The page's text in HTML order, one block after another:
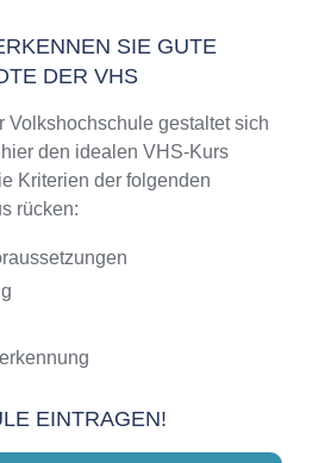
SIE GUTE
DER VHS
Volkshochschule gestaltet sich
den idealen VHS-Kurs
Kriterien der folgenden
rücken:
EINTRAGEN!